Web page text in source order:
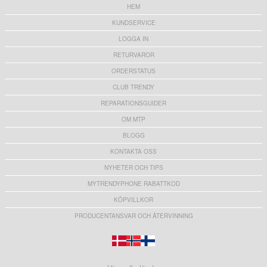
HEM
KUNDSERVICE
LOGGA IN
RETURVAROR
ORDERSTATUS
CLUB TRENDY
REPARATIONSGUIDER
OM MTP
BLOGG
KONTAKTA OSS
NYHETER OCH TIPS
MYTRENDYPHONE RABATTKOD
KÖPVILLKOR
PRODUCENTANSVAR OCH ÅTERVINNING